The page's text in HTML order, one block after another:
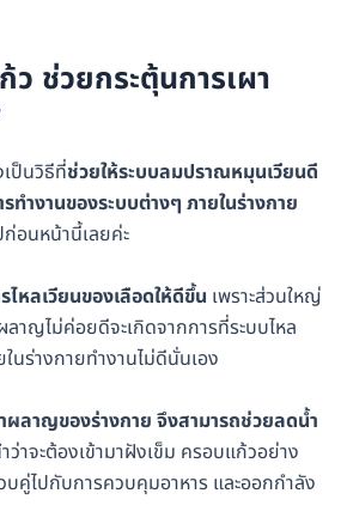
ช่วยกระตุ้นการเผา
ป็นวิธีที่ช่วยให้ระบบลมปราณหมุนเวียนดี
ำงานของระบบต่างๆ ภายในร่างกาย
อนหน้านี้เลยค่ะ
หลเวียนของเลือดให้ดีขึ้น เพราะส่วนใหญ่
าญไม่ค่อยดีจะเกิดจากการที่ระบบไหล
นร่างกายทำงานไม่ดีนั่นเอง
ผลาญของร่างกาย จึงสามารถช่วยลดน้ำ
จะต้องเข้ามาฝังเข็ม ครอบแก้วอย่าง
คู่ไปกับการควบคุมอาหาร และออกกำลัง